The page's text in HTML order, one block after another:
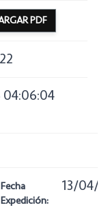
PDF
Fecha
Expedición:
13/04/